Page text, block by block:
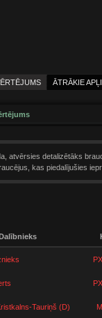
ĀTRĀKIE APĻI
atvērsies detalizētāks
kas piedalījušies
Dalībnieks
Tauriņš (D)